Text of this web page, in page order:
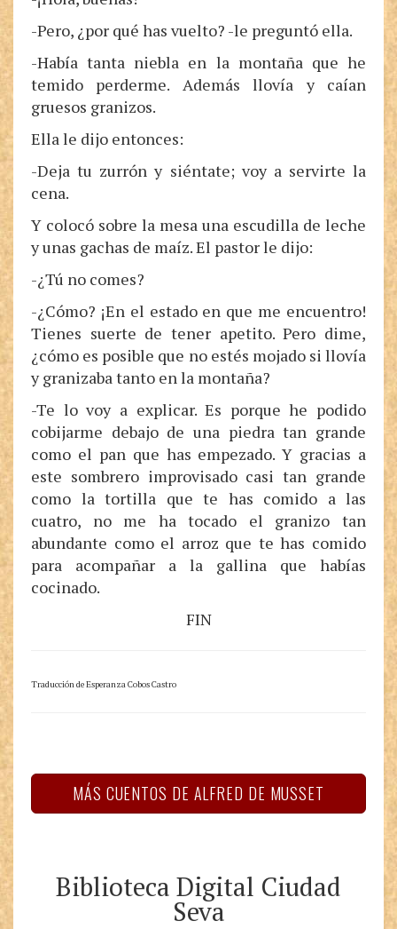
-Pero, ¿por qué has vuelto? -le preguntó ella.
-Había tanta niebla en la montaña que he
temido perderme. Además llovía y caían
gruesos granizos.
Ella le dijo entonces:
-Deja tu zurrón y siéntate; voy a servirte la
cena.
Y colocó sobre la mesa una escudilla de leche
y unas gachas de maíz. El pastor le dijo:
-¿Tú no comes?
-¿Cómo? ¡En el estado en que me encuentro!
Tienes suerte de tener apetito. Pero dime,
¿cómo es posible que no estés mojado si llovía
y granizaba tanto en la montaña?
-Te lo voy a explicar. Es porque he podido
cobijarme debajo de una piedra tan grande
como el pan que has empezado. Y gracias a
este sombrero improvisado casi tan grande
como la tortilla que te has comido a las
cuatro, no me ha tocado el granizo tan
abundante como el arroz que te has comido
para acompañar a la gallina que habías
cocinado.
FIN
Traducción de Esperanza Cobos Castro
MÁS CUENTOS DE ALFRED DE MUSSET
Biblioteca Digital Ciudad
Seva